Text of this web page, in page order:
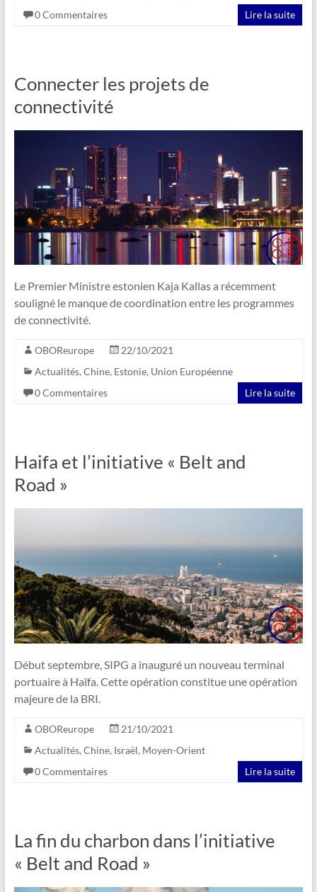
0 Commentaires
Lire la suite
Connecter les projets de
connectivité
Le Premier Ministre estonien Kaja Kallas a récemment
souligné le manque de coordination entre les programmes
de connectivité.
OBOReurope
22/10/2021
Actualités, Chine, Estonie, Union Européenne
0 Commentaires
Lire la suite
Haifa et l’initiative « Belt and
Road »
Début septembre, SIPG a inauguré un nouveau terminal
portuaire à Haïfa. Cette opération constitue une opération
majeure de la BRI.
OBOReurope
21/10/2021
Actualités, Chine, Israël, Moyen-Orient
0 Commentaires
Lire la suite
La fin du charbon dans l’initiative
« Belt and Road »